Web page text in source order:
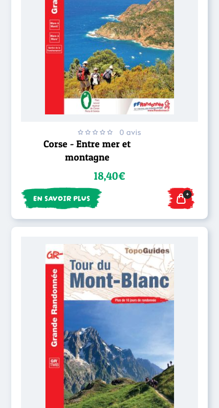
0 avis
Corse - Entre mer et
montagne
18,40€
EN SAVOIR PLUS +